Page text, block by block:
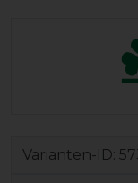
Varianten-ID: